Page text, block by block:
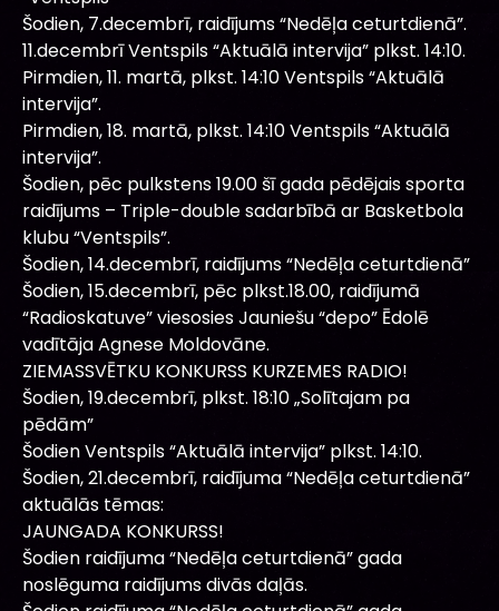
Šodien, 7.decembrī, raidījums “Nedēļa ceturtdienā”.
11.decembrī Ventspils “Aktuālā intervija” plkst. 14:10.
Pirmdien, 11. martā, plkst. 14:10 Ventspils “Aktuālā
intervija”.
Pirmdien, 18. martā, plkst. 14:10 Ventspils “Aktuālā
intervija”.
Šodien, pēc pulkstens 19.00 šī gada pēdējais sporta
raidījums – Triple-double sadarbībā ar Basketbola
klubu “Ventspils”.
Šodien, 14.decembrī, raidījums “Nedēļa ceturtdienā”
Šodien, 15.decembrī, pēc plkst.18.00, raidījumā
“Radioskatuve” viesosies Jauniešu “depo” Ēdolē
vadītāja Agnese Moldovāne.
ZIEMASSVĒTKU KONKURSS KURZEMES RADIO!
Šodien, 19.decembrī, plkst. 18:10 „Solītajam pa
pēdām”
Šodien Ventspils “Aktuālā intervija” plkst. 14:10.
Šodien, 21.decembrī, raidījuma “Nedēļa ceturtdienā”
aktuālās tēmas:
JAUNGADA KONKURSS!
Šodien raidījuma “Nedēļa ceturtdienā” gada
noslēguma raidījums divās daļās.